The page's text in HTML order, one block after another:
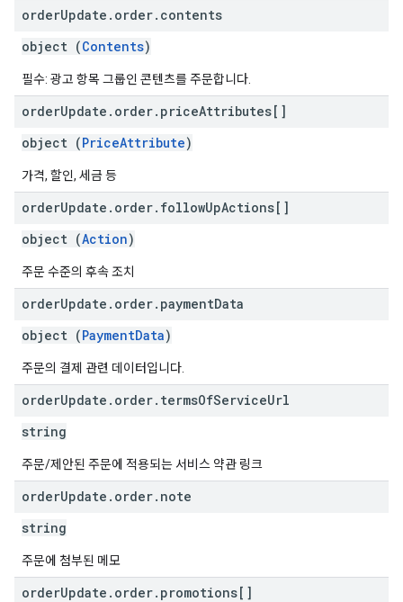
orderUpdate . order. contents
object (Contents)
필수: 광고 항목 그룹인 콘텐츠를 주문합니다.
orderUpdate . order. priceAttributes[]
object (PriceAttribute)
가격, 할인, 세금 등
orderUpdate . order. followUpActions[]
object (Action)
주문 수준의 후속 조치
orderUpdate . order. paymentData
object (PaymentData)
주문의 결제 관련 데이터입니다.
orderUpdate . order. termsOfServiceUrl
string
주문/제안된 주문에 적용되는 서비스 약관 링크
orderUpdate . order. note
string
주문에 첨부된 메모
orderUpdate . order. promotions[]